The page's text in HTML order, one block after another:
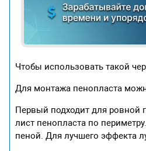
Чтобы использовать такой
Для монтажа пенопласта
Первый подходит для ровной
лист пенопласта по
пеной. Для лучшего эффекта